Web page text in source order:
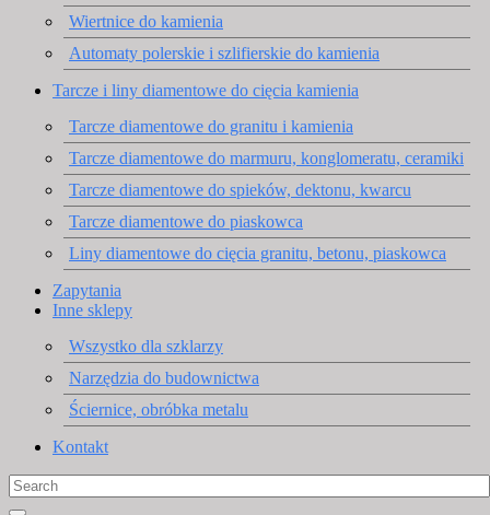
Wiertnice do kamienia
Automaty polerskie i szlifierskie do kamienia
Tarcze i liny diamentowe do cięcia kamienia
Tarcze diamentowe do granitu i kamienia
Tarcze diamentowe do marmuru, konglomeratu, ceramiki
Tarcze diamentowe do spieków, dektonu, kwarcu
Tarcze diamentowe do piaskowca
Liny diamentowe do cięcia granitu, betonu, piaskowca
Zapytania
Inne sklepy
Wszystko dla szklarzy
Narzędzia do budownictwa
Ściernice, obróbka metalu
Kontakt